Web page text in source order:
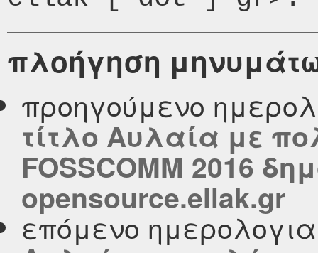
πλοήγηση
προηγούμενο
τίτλο Αυλαία με
FOSSCOMM 2016
opensource.ellak.gr
επόμενο